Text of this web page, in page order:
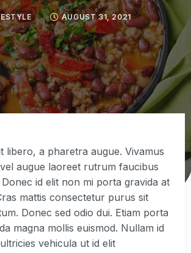
AUGUST 31, 2021
libero, a pharetra augue. Vivamus
augue laoreet rutrum faucibus
id elit non mi porta gravida at
mattis consectetur purus sit
Donec sed odio dui. Etiam porta
magna mollis euismod. Nullam id
vehicula ut id elit